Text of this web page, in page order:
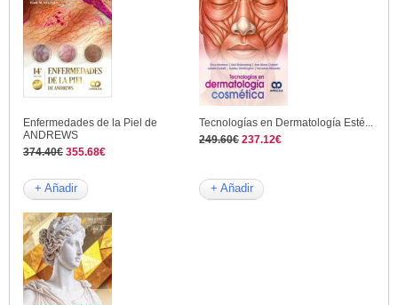
Enfermedades de la Piel de
ANDREWS
374.40€ 355.68€
+ Añadir
Tecnologías en Dermatología Esté...
249.60€ 237.12€
+ Añadir